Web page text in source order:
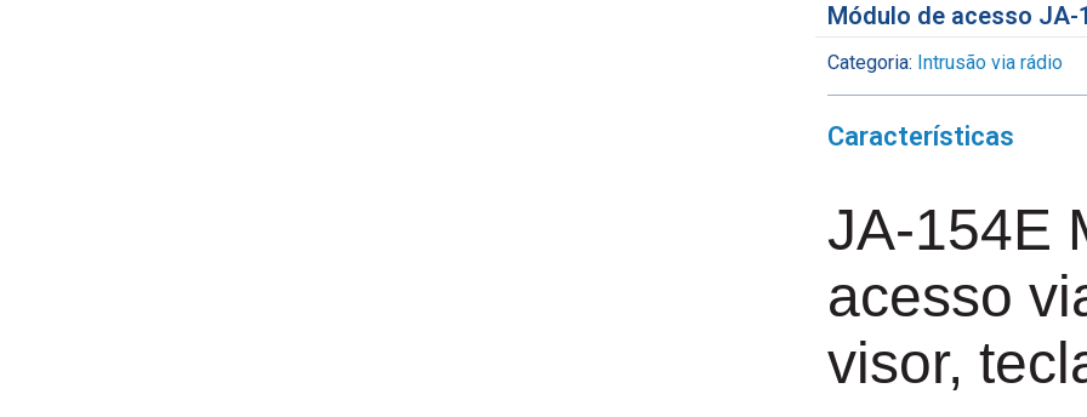
Módulo de acesso JA-
Categoria: Intrusão via rádio
Características
JA-154E
acesso
visor,